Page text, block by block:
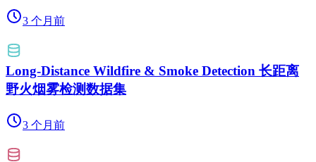
3 个月前
Long-Distance Wildfire & Smoke Detection 长距离
野火烟雾检测数据集
3 个月前